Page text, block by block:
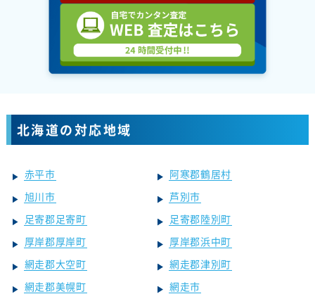
北海道の対応地域
赤平市
阿寒郡鶴居村
旭川市
芦別市
足寄郡足寄町
足寄郡陸別町
厚岸郡厚岸町
厚岸郡浜中町
網走郡大空町
網走郡津別町
網走郡美幌町
網走市